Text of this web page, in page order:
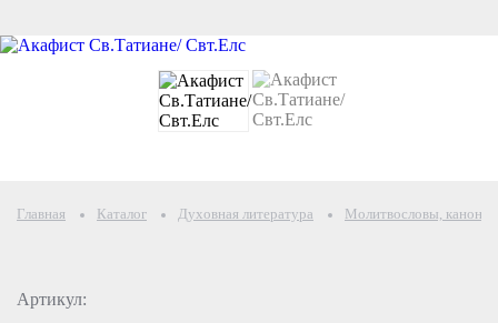
Главная Каталог Духовная литература Молитвословы, каноны
Артикул: